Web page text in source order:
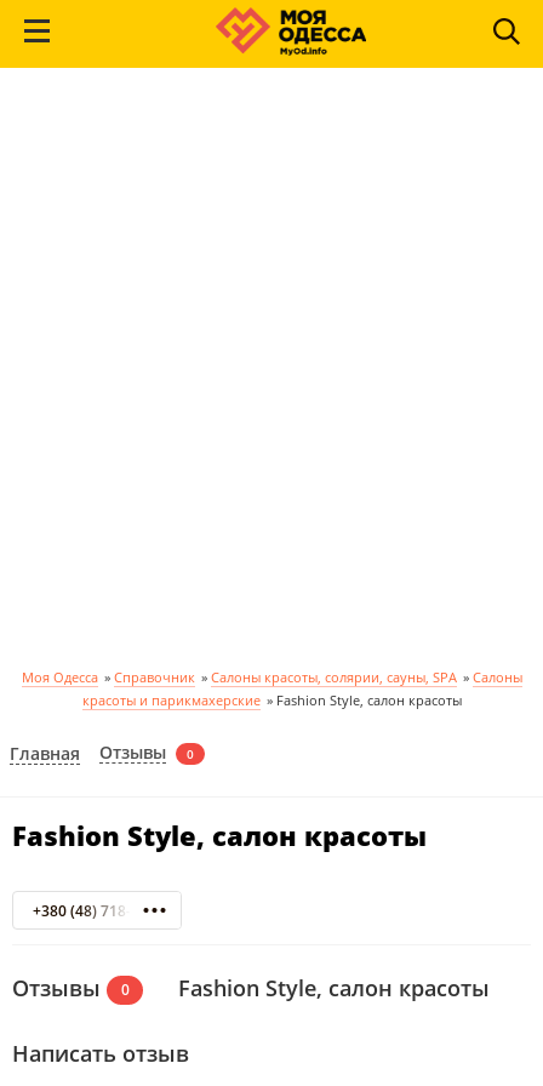
Моя Одесса » Справочник » Салоны красоты, солярии, сауны, SPA » Салоны
красоты и парикмахерские » Fashion Style, салон красоты
Главная Отзывы 0
Fashion Style, салон красоты
+380 (48) 718-14-87
Отзывы 0 Fashion Style, салон красоты
Написать отзыв